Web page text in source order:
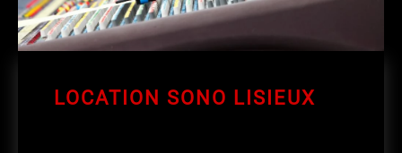
LOCATION SONO LISIEUX